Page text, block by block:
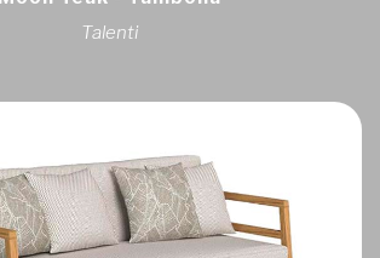
Talenti